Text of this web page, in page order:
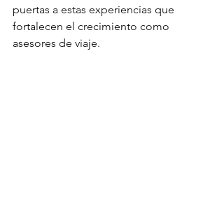
puertas a estas experiencias que
fortalecen el crecimiento como
asesores de viaje.